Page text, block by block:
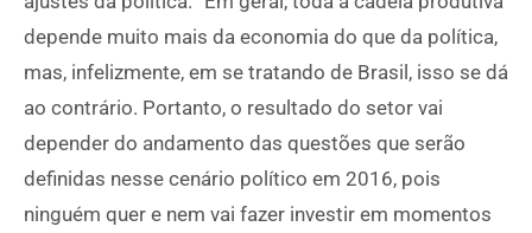
depende muito mais da economia do que da política,
mas, infelizmente, em se tratando de Brasil, isso se dá
ao contrário. Portanto, o resultado do setor vai
depender do andamento das questões que serão
definidas nesse cenário político em 2016, pois
ninguém quer e nem vai fazer investir em momentos